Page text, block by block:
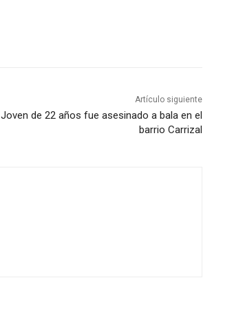
Artículo siguiente
Joven de 22 años fue asesinado a bala en el
barrio Carrizal